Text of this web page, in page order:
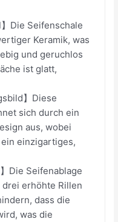
Die Seifenschale
Keramik, was
und geruchlos
ist glatt,
】Diese
sich durch ein
aus, wobei
einzigartiges,
Die Seifenablage
erhöhte Rillen
dass die
was die